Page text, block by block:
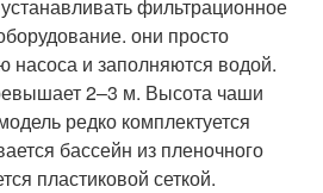
фильтрационное
они просто
насоса и заполняются водой.
2–3 м. Высота чаши
редко комплектуется
бассейн из пленочного
пластиковой сеткой.